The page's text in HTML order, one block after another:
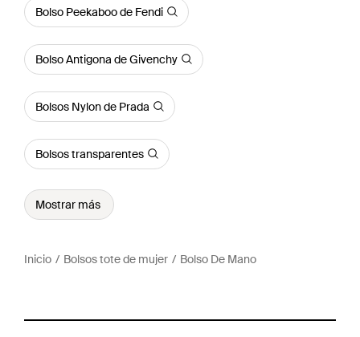
Bolso Peekaboo de Fendi
Bolso Antigona de Givenchy
Bolsos Nylon de Prada
Bolsos transparentes
Mostrar más
Inicio Bolsos tote de mujer Bolso De Mano